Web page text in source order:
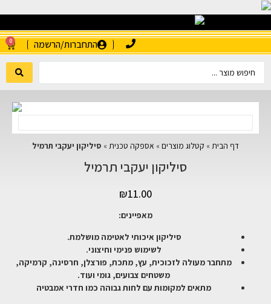
התחברות/הרשמה 0
דף הבית » קטלוג מוצרים » אספקה טכנית » סיליקון יעקבי תרמיל
סיליקון יעקבי תרמיל
₪11.00
מאפיינים:
סיליקון איכותי לאטימה מושלמת.
לשימוש פנימי וחיצוני.
מתחבר מעולה לזכוכית, עץ, מתכת, פורצלן, חרסינה, קרמיקה,
משטחים צבועים, גומי ועוד.
מתאים למקומות עם לחות גבוהה כמו חדרי אמבטיה